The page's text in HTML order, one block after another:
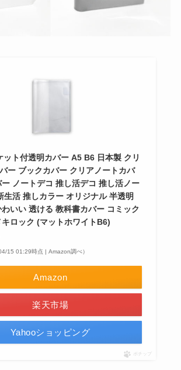
ト付透明カバー A5 B6 日本製 クリ
ー ブックカバー クリアノートカバ
ノートデコ 推し活デコ 推し活ノー
生活 推しカラー オリジナル 半透明
いい 透ける 教科書カバー コミック
ロック (マットホワイトB6)
15 01:29時点 | Amazon調べ）
Amazon
楽天市場
Yahooショッピング
ポチップ